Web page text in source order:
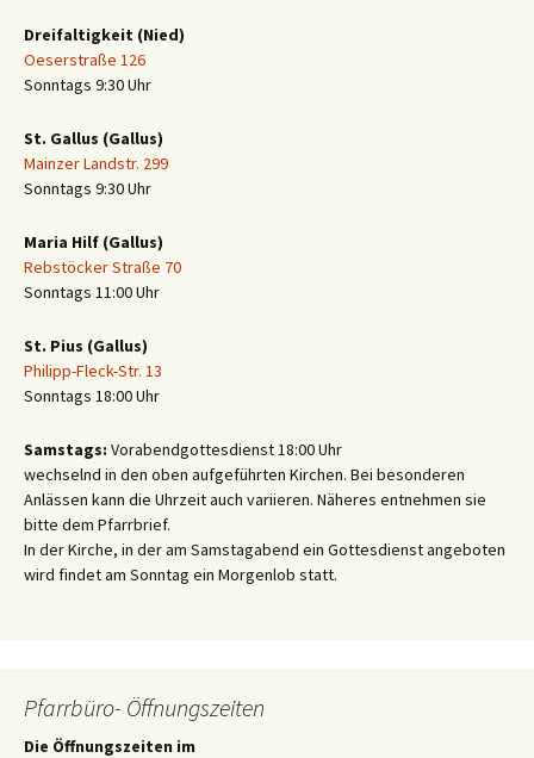
Dreifaltigkeit (Nied)
Oeserstraße 126
Sonntags 9:30 Uhr
St. Gallus (Gallus)
Mainzer Landstr. 299
Sonntags 9:30 Uhr
Maria Hilf (Gallus)
Rebstöcker Straße 70
Sonntags 11:00 Uhr
St. Pius (Gallus)
Philipp-Fleck-Str. 13
Sonntags 18:00 Uhr
Samstags: Vorabendgottesdienst 18:00 Uhr
wechselnd in den oben aufgeführten Kirchen. Bei besonderen
Anlässen kann die Uhrzeit auch variieren. Näheres entnehmen sie
bitte dem Pfarrbrief.
In der Kirche, in der am Samstagabend ein Gottesdienst angeboten
wird findet am Sonntag ein Morgenlob statt.
Pfarrbüro- Öffnungszeiten
Die Öffnungszeiten im